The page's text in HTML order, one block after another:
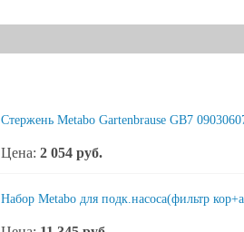
Стержень Metabo Gartenbrause GB7
Цена: 2 054 руб.
Набор Metabo для подк.насоса(фильтр